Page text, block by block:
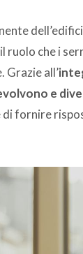
ruolo che i
Grazie all’
e
di fornire